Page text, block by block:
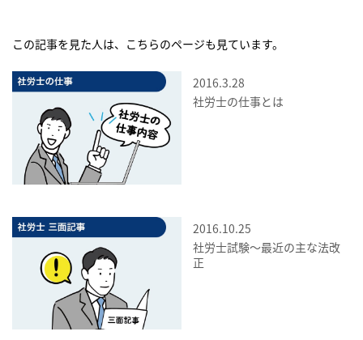
この記事を見た人は、こちらのページも見ています。
2016.3.28
社労士の仕事とは
2016.10.25
社労士試験～最近の主な法改
正